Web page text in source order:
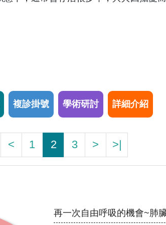
複診掛號 學術研討 詳細介紹
< 1 2 3 > >|
再一次自由呼吸的機會~肺